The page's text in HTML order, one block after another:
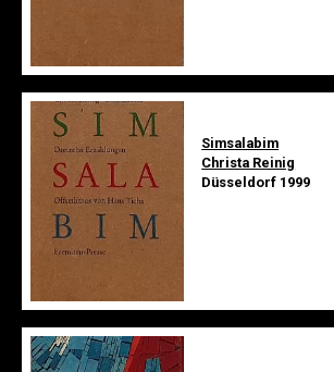
Simsalabim
Christa Reinig
Düsseldorf 1999